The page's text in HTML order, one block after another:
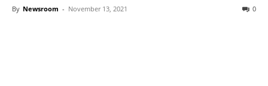
By Newsroom - November 13, 2021 0